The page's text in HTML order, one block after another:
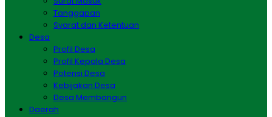
Tanggapan
Syarat dan Ketentuan
Desa
Profil Desa
Profil Kepala Desa
Potensi Desa
Kebijakan Desa
Desa Membangun
Daerah